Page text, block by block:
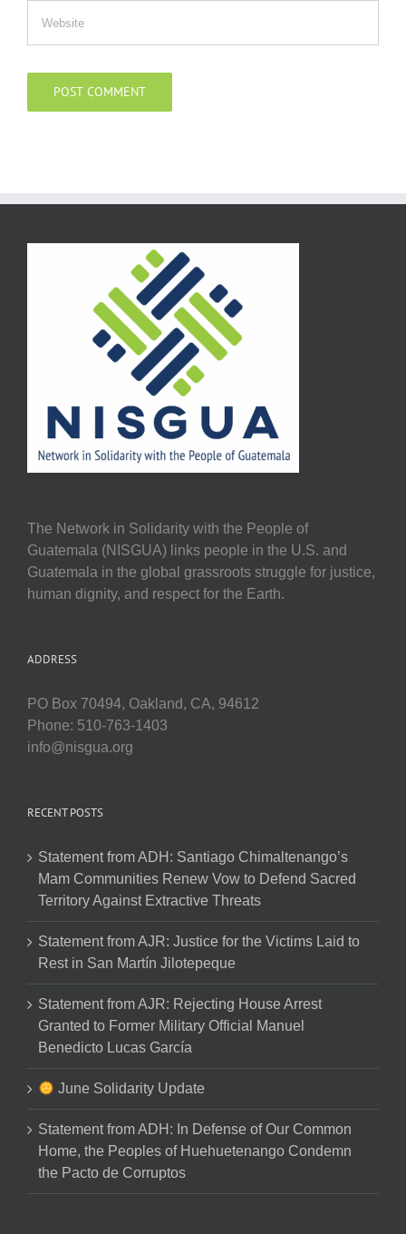
The Network in Solidarity with the People of
Guatemala (NISGUA) links people in the U.S. and
Guatemala in the global grassroots struggle for justice,
human dignity, and respect for the Earth.
ADDRESS
PO Box 70494, Oakland, CA, 94612
Phone: 510-763-1403
info@nisgua.org
RECENT POSTS
Statement from ADH: Santiago Chimaltenango’s
Mam Communities Renew Vow to Defend Sacred
Territory Against Extractive Threats
Statement from AJR: Justice for the Victims Laid to
Rest in San Martín Jilotepeque
Statement from AJR: Rejecting House Arrest
Granted to Former Military Official Manuel
Benedicto Lucas García
June Solidarity Update
Statement from ADH: In Defense of Our Common
Home, the Peoples of Huehuetenango Condemn
the Pacto de Corruptos